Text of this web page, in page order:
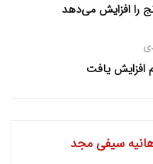
را افزایش می‌دهد
افزایش یافت
سیفی مجد